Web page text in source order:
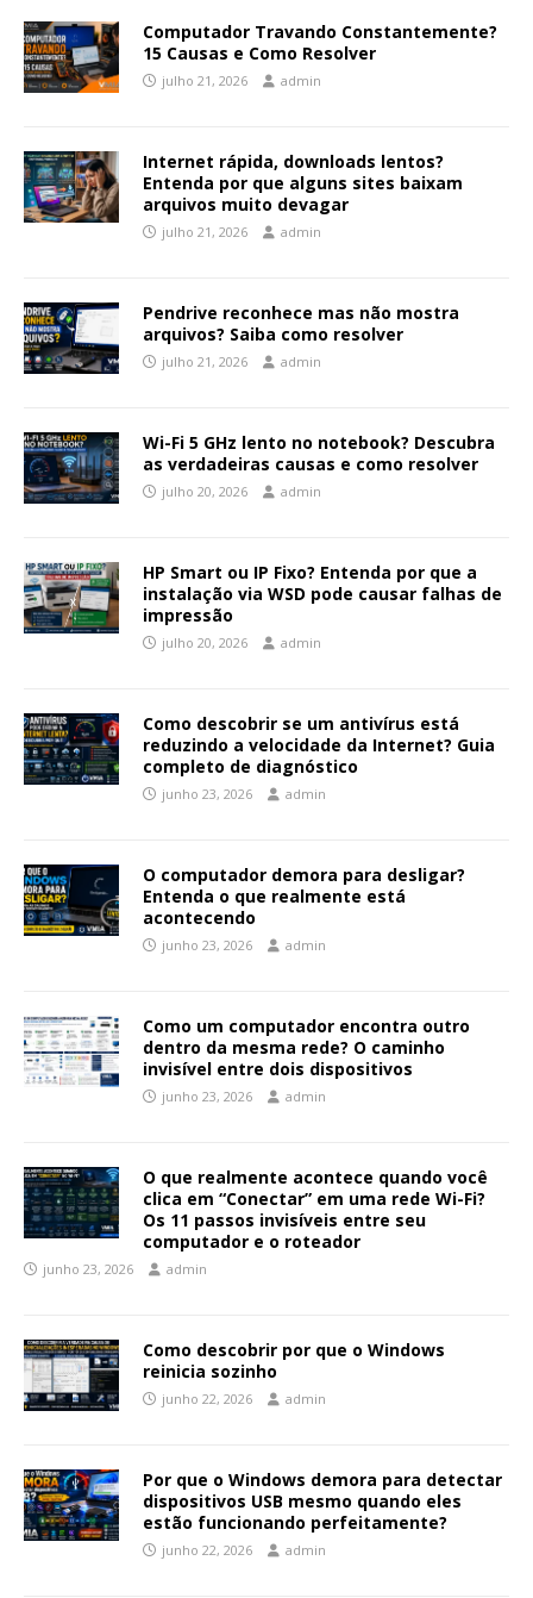
Computador Travando Constantemente?
15 Causas e Como Resolver
julho 21, 2026 admin
Internet rápida, downloads lentos?
Entenda por que alguns sites baixam
arquivos muito devagar
julho 21, 2026 admin
Pendrive reconhece mas não mostra
arquivos? Saiba como resolver
julho 21, 2026 admin
Wi-Fi 5 GHz lento no notebook? Descubra
as verdadeiras causas e como resolver
julho 20, 2026 admin
HP Smart ou IP Fixo? Entenda por que a
instalação via WSD pode causar falhas de
impressão
julho 20, 2026 admin
Como descobrir se um antivírus está
reduzindo a velocidade da Internet? Guia
completo de diagnóstico
junho 23, 2026 admin
O computador demora para desligar?
Entenda o que realmente está
acontecendo
junho 23, 2026 admin
Como um computador encontra outro
dentro da mesma rede? O caminho
invisível entre dois dispositivos
junho 23, 2026 admin
O que realmente acontece quando você
clica em “Conectar” em uma rede Wi-Fi?
Os 11 passos invisíveis entre seu
computador e o roteador
junho 23, 2026 admin
Como descobrir por que o Windows
reinicia sozinho
junho 22, 2026 admin
Por que o Windows demora para detectar
dispositivos USB mesmo quando eles
estão funcionando perfeitamente?
junho 22, 2026 admin